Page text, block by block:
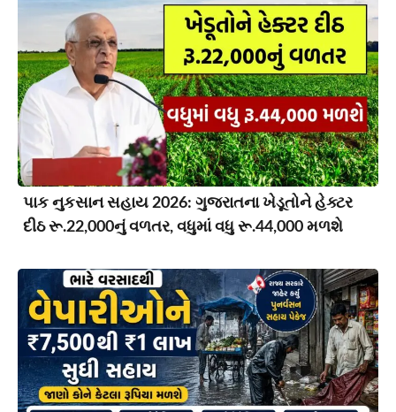
પાક નુકસાન સહાય 2026: ગુજરાતના ખેડૂતોને હેક્ટર
દીઠ રૂ.22,000નું વળતર, વધુમાં વધુ રૂ.44,000 મળશે